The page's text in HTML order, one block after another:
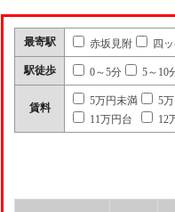
最寄駅 赤坂見附 四
駅徒歩 0～5分 5～10
賃料
5万円未満
5
11万円台
12